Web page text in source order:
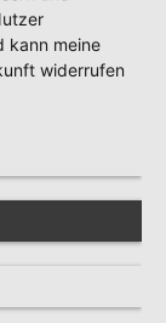
kann meine
widerrufen